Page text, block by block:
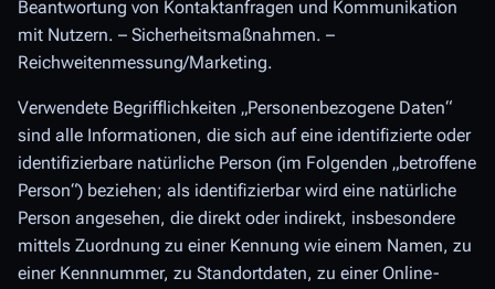
Beantwortung von Kontaktanfragen und Kommunikation
mit Nutzern. – Sicherheitsmaßnahmen. –
Reichweitenmessung/Marketing.
Verwendete Begrifflichkeiten „Personenbezogene Daten“
sind alle Informationen, die sich auf eine identifizierte oder
identifizierbare natürliche Person (im Folgenden „betroffene
Person“) beziehen; als identifizierbar wird eine natürliche
Person angesehen, die direkt oder indirekt, insbesondere
mittels Zuordnung zu einer Kennung wie einem Namen, zu
einer Kennnummer, zu Standortdaten, zu einer Online-